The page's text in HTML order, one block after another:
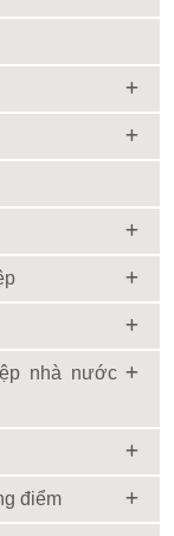
nhà nước
điểm